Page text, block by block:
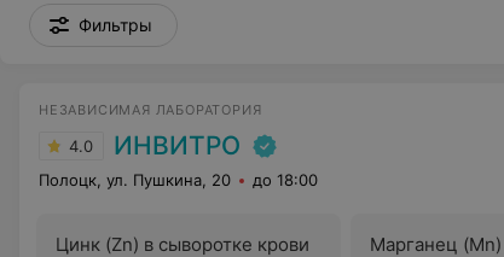
Фильтры
НЕЗАВИСИМАЯ ЛАБОРАТОРИЯ
4.0 ИНВИТРО
Полоцк, ул. Пушкина, 20 до 18:00
Цинк (Zn) в сыворотке крови
Марганец